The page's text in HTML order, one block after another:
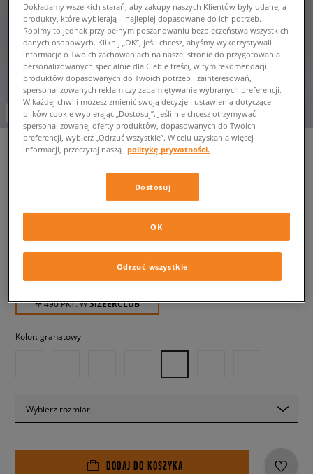
-10% za min. 350 zł kod: LUCK
489,99 zł z VAT
✛ 490 PKT. WSIZEERCLUB
Kolor: granatowy
Wybierz rozmiar
DODAJ DO KOSZYKA
Dokładamy wszelkich starań, aby zakupy naszych Klientów były udane, a
produkty, które wybierają – najlepiej dopasowane do ich potrzeb.
Robimy to jednak przy pełnym poszanowaniu bezpieczeństwa wszystkich
danych osobowych. Kliknij „OK”, jeśli chcesz, abyśmy wykorzystywali
informacje o Twoich zachowaniach na naszej stronie do przygotowania
personalizowanych specjalnie dla Ciebie treści, w tym rekomendacji
produktów dopasowanych do Twoich potrzeb i zainteresowań,
spersonalizowanych reklam czy zapamiętywanie wybranych preferencji.
W każdej chwili możesz zmienić swoją decyzję i ustawienia dotyczące
plików cookie wybierając „Dostosuj”. Jeśli nie chcesz otrzymywać
spersonalizowanej oferty produktów, dopasowanych do Twoich
preferencji, wybierz „Odrzuć wszystkie”. W celu uzyskania więcej
informacji, przeczytaj naszą politykę prywatności.
Dostosuj
Odrzuć wszystkie
OK